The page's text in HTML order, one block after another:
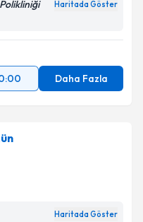
ilişkin
Aydınlatma
verilerimin belirtilen
ediyorum.
Gönder
Haritada Göster
Daha Fazla
Haritada Göster